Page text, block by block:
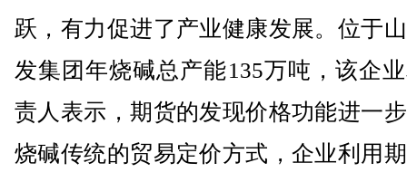
跃，有力促进了产业健康发展。位于
发集团年烧碱总产能135万吨，该企
责人表示，期货的发现价格功能进一
烧碱传统的贸易定价方式，企业利用